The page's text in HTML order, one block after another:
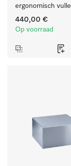
ergonomisch
legen van de
en droogkast.
440,00 €
Op voorraad